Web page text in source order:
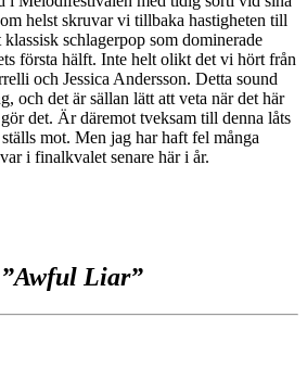
helst skruvar vi tillbaka hastigheten till
schlagerpop som dominerade
första hälft. Inte helt olikt det vi hört från
och Jessica Andersson. Detta sound
och det är sällan lätt att veta när det här
det. Är däremot tveksam till denna låts
mot. Men jag har haft fel många
i finalkvalet senare här i år.
”Awful Liar”